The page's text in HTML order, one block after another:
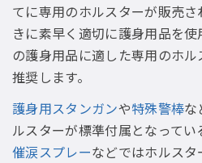
てに専用のホルスターが販売
きに素早く適切に護身用品を
の護身用品に適した専用のホ
推奨します。
護身用スタンガンや特殊警棒な
ルスターが標準付属となって
催涙スプレーなどではホルス